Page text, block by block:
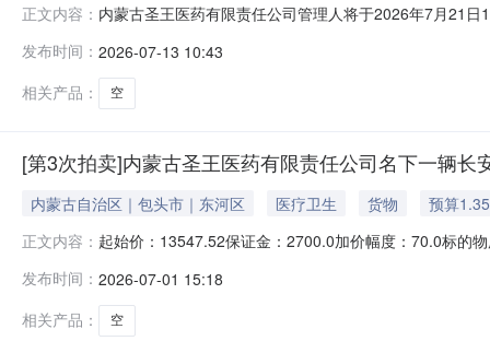
正文内容： 内蒙古圣王医药有限责任公司管理人将于2026年7月21
安牌轻型厢式货车。起拍价：12192.77元，保证金：
发布时间： 2026-07-13 10:43
相关产品：
空
[第3次拍卖]内蒙古圣王医药有限责任公司名下一辆长
内蒙古自治区｜包头市｜东河区 医疗卫生 货物
预算
正文内容： 起始价：13547.52保证金：2700.0加价幅度：70.0标的
活动，现公告如下：一、拍卖标的拍卖物名称：内蒙古
发布时间： 2026-07-01 15:18
相关产品：
空